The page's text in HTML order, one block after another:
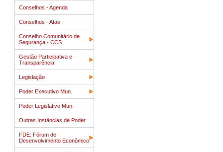
Conselhos - Agenda
Conselhos - Atas
Conselho Comunitário de
Segurança - CCS
Gestão Participativa e
Transparência
Legislação
Poder Executivo Mun.
Poder Legislativo Mun.
Outras Instâncias de Poder
FDE: Fórum de
Desenvolvimento Econômico